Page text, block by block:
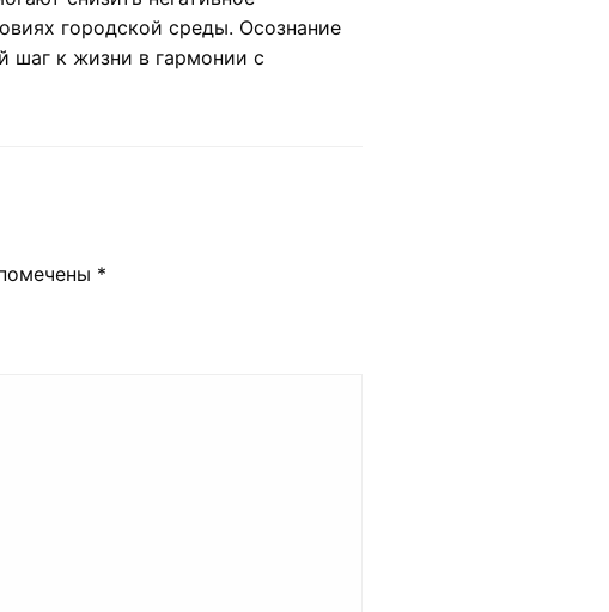
городской среды. Осознание
шаг к жизни в гармонии с
*